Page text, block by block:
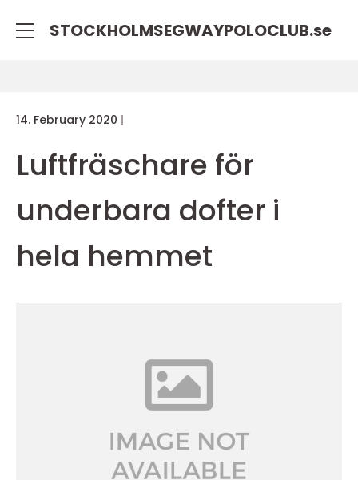
STOCKHOLMSEGWAYPOLOCLUB.se
14. February 2020
Luftfräschare för
underbara dofter i
hela hemmet